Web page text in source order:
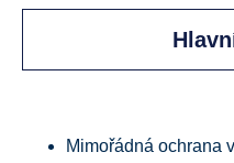
Mimořádná ochrana